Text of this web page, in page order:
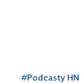
#Podcasty HN